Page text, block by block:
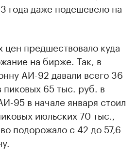
года даже подешевело на
цен предшествовало куда
на бирже. Так, в
АИ-92 давали всего 36
65 тыс. руб. в
95 в начале января стоил
июльских 70 тыс.,
подорожало с 42 до 57,6